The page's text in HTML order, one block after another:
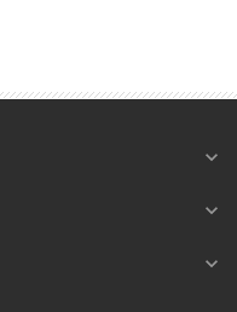
expand_more
expand_more
expand_more